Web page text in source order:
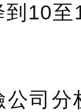
到10
公司分